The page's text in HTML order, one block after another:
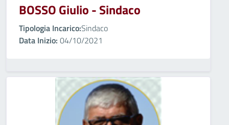
BOSSO Giulio - Sindaco
Tipologia Incarico:Sindaco
Data Inizio: 04/10/2021